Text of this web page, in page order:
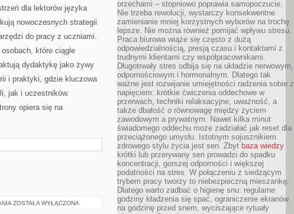
dla lektorów języka
nowoczesnych strategii
do pracy z uczniami.
które ciągle
dydaktykę jako żywy
i praktyki, gdzie kluczowa
jak i uczestników.
opiera się na
MARKI
ZOSTAŁA WYŁĄCZONA
orzechami – stopniowo poprawia samopoczucie.
Nie trzeba rewolucji, wystarczy konsekwentne
zamienianie mniej korzystnych wyborów na trochę
lepsze. Nie można również pomijać wpływu stresu.
Praca biurowa wiąże się często z dużą
odpowiedzialnością, presją czasu i kontaktami z
trudnymi klientami czy współpracownikami.
Długotrwały stres odbija się na układzie nerwowym,
odpornościowym i hormonalnym. Dlatego tak
ważne jest rozwijanie umiejętności radzenia sobie z
napięciem: krótkie ćwiczenia oddechowe w
przerwach, techniki relaksacyjne, uważność, a
także dbałość o równowagę między życiem
zawodowym a prywatnym. Nawet kilka minut
świadomego oddechu może zadziałać jak reset dla
przeciążonego umysłu. Istotnym sojusznikiem
zdrowego stylu życia jest sen. Zbyt baza wiedzy
krótki lub przerywany sen prowadzi do spadku
koncentracji, gorszej odporności i większej
podatności na stres. W połączeniu z siedzącym
trybem pracy tworzy to niebezpieczną mieszankę.
Dlatego warto zadbać o higienę snu: regularne
godziny kładzenia się spać, ograniczenie ekranów
na godzinę przed snem, wyciszające rytuały